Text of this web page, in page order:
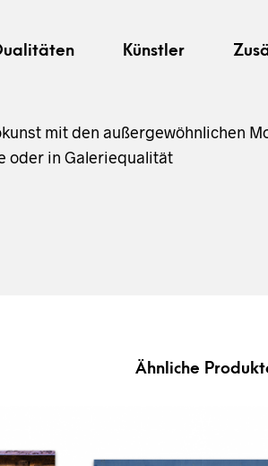
Künstler
mit den außergewöhnlichen
oder in Galeriequalität
Ähnliche